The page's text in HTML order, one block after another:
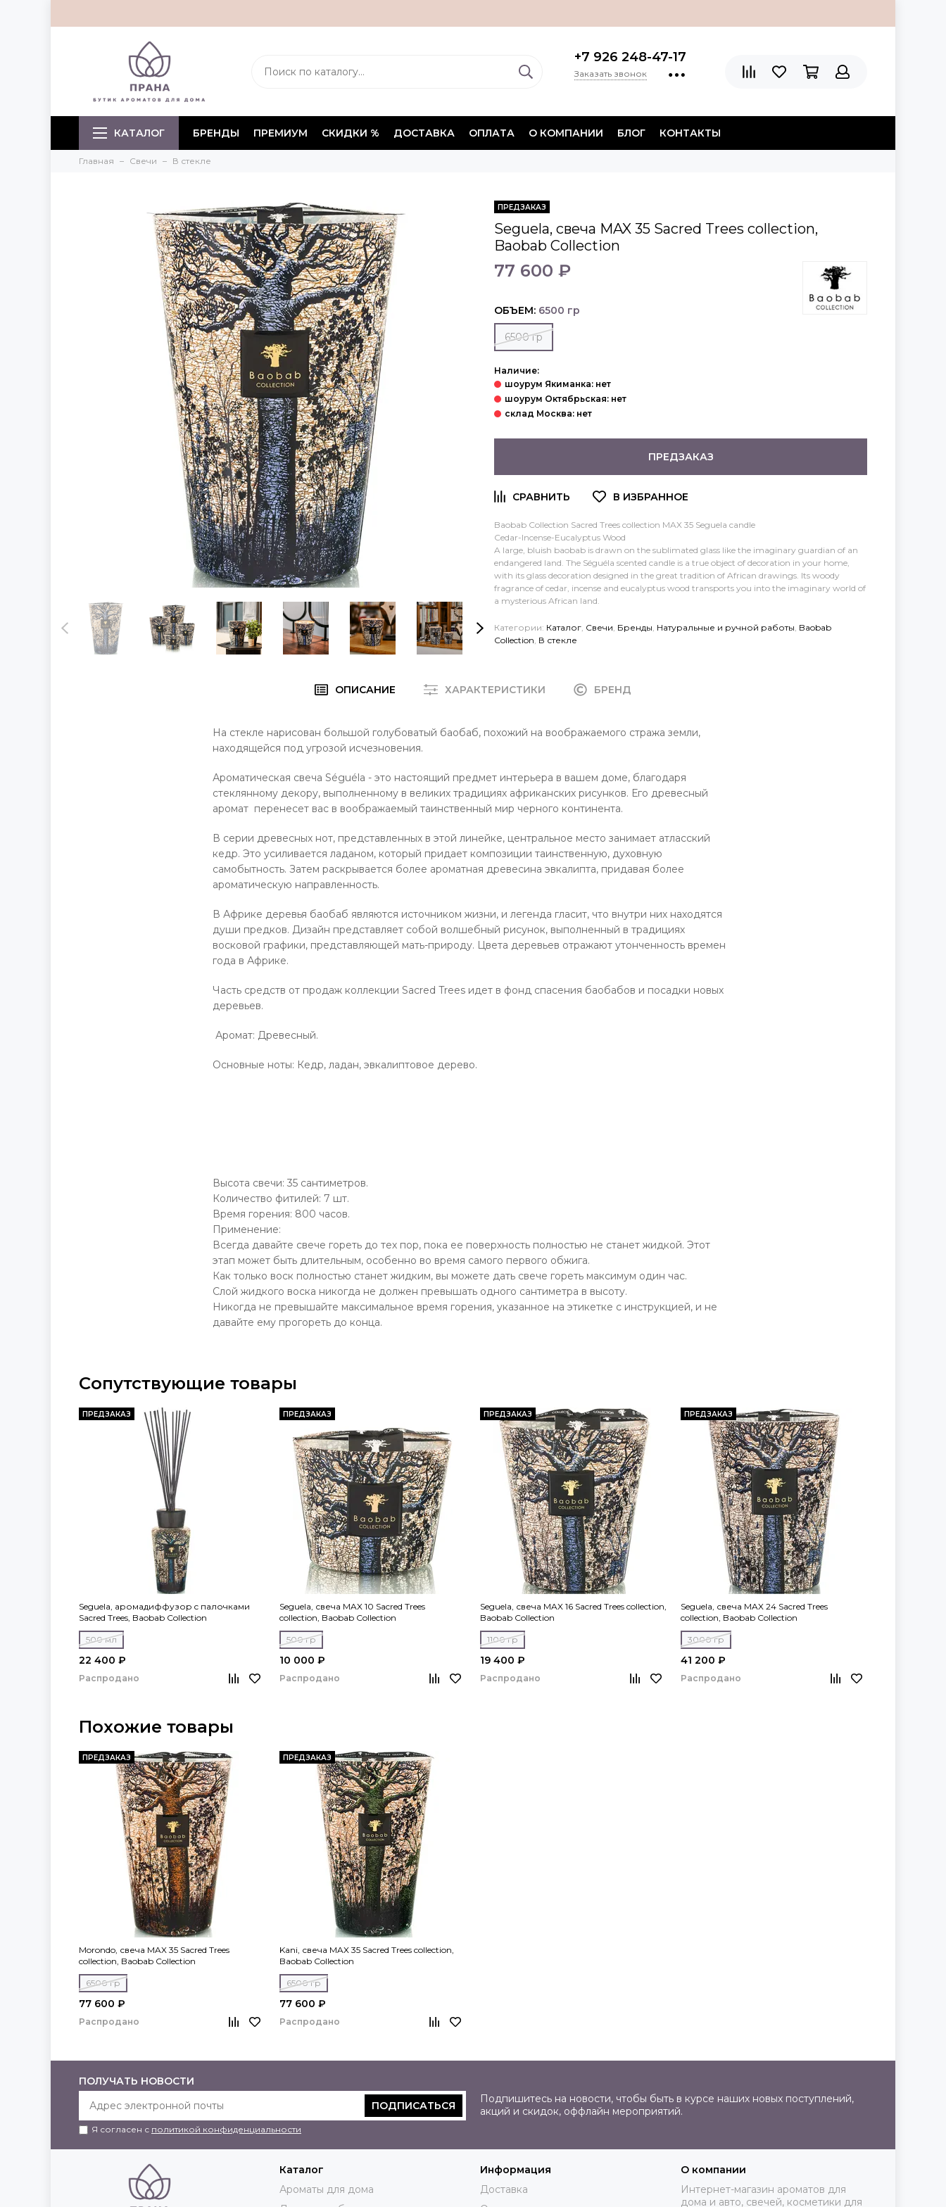
+7 926 248-47-17
Заказать звонок
КАТАЛОГ БРЕНДЫ ПРЕМИУМ СКИДКИ % ДОСТАВКА ОПЛАТА О КОМПАНИИ БЛОГ КОНТАКТЫ
Главная Свечи В стекле
ПРЕДЗАКАЗ
Seguela, свеча MAX 35 Sacred Trees collection,
Baobab Collection
77 600 ₽
ОБЪЕМ: 6500 гр
6500 гр
Наличие:
ПРЕДЗАКАЗ
Baobab Collection Sacred Trees collection MAX 35 Seguela candle
Cedar-Incense-Eucalyptus Wood
A large, bluish baobab is drawn on the sublimated glass like the imaginary guardian of an
endangered land. The Séguéla scented candle is a true object of decoration in your home,
with its glass decoration designed in the great tradition of African drawings. Its woody
fragrance of cedar, incense and eucalyptus wood transports you into the imaginary world of
a mysterious African land.
Категории: Каталог Свечи Бренды Натуральные и ручной работы Baobab
Collection В стекле
ОПИСАНИЕ ХАРАКТЕРИСТИКИ БРЕНД
На стекле нарисован большой голубоватый баобаб, похожий на воображаемого стража земли,
находящейся под угрозой исчезновения.
Ароматическая свеча Séguéla - это настоящий предмет интерьера в вашем доме, благодаря
стеклянному декору, выполненному в великих традициях африканских рисунков. Его древесный
аромат перенесет вас в воображаемый таинственный мир черного континента.
В серии древесных нот, представленных в этой линейке, центральное место занимает атласский
кедр. Это усиливается ладаном, который придает композиции таинственную, духовную
самобытность. Затем раскрывается более ароматная древесина эвкалипта, придавая более
ароматическую направленность.
В Африке деревья баобаб являются источником жизни, и легенда гласит, что внутри них находятся
души предков. Дизайн представляет собой волшебный рисунок, выполненный в традициях
восковой графики, представляющей мать-природу. Цвета деревьев отражают утонченность времен
года в Африке.
Часть средств от продаж коллекции Sacred Trees идет в фонд спасения баобабов и посадки новых
деревьев.
Аромат: Древесный.
Основные ноты: Кедр, ладан, эвкалиптовое дерево.
Высота свечи: 35 сантиметров.
Количество фитилей: 7 шт.
Время горения: 800 часов.
Применение:
Всегда давайте свече гореть до тех пор, пока ее поверхность полностью не станет жидкой. Этот
этап может быть длительным, особенно во время самого первого обжига.
Как только воск полностью станет жидким, вы можете дать свече гореть максимум один час.
Слой жидкого воска никогда не должен превышать одного сантиметра в высоту.
Никогда не превышайте максимальное время горения, указанное на этикетке с инструкцией, и не
давайте ему прогореть до конца.
Сопутствующие товары
ПРЕДЗАКАЗ
Seguela, аромадиффузор c палочками
Sacred Trees, Baobab Collection
500 мл
22 400 ₽
Распродано
ПРЕДЗАКАЗ
Seguela, свеча MAX 10 Sacred Trees
collection, Baobab Collection
500 гр
10 000 ₽
Распродано
ПРЕДЗАКАЗ
Seguela, свеча MAX 16 Sacred Trees collection,
Baobab Collection
1100 гр
19 400 ₽
Распродано
ПРЕДЗАКАЗ
Seguela, свеча MAX 24 Sacred Trees
collection, Baobab Collection
3000 гр
41 200 ₽
Распродано
Похожие товары
ПРЕДЗАКАЗ
Morondo, свеча MAX 35 Sacred Trees
collection, Baobab Collection
6500 гр
77 600 ₽
Распродано
ПРЕДЗАКАЗ
Kani, свеча MAX 35 Sacred Trees collection,
Baobab Collection
6500 гр
77 600 ₽
Распродано
ПОЛУЧАТЬ НОВОСТИ
ПОДПИСАТЬСЯ
Я согласен с политикой конфиденциальности
Подпишитесь на новости, чтобы быть в курсе наших новых поступлений,
акций и скидок, оффлайн мероприятий.
Каталог
Ароматы для дома
Информация
Доставка
О компании
Интернет-магазин ароматов для
дома и авто, свечей, косметики для